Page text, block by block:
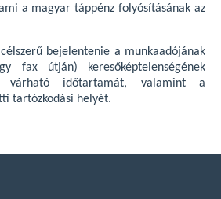
a magyar táppénz folyósításának az
bejelentenie a munkaadójának
fax útján) keresőképtelenségének
várható időtartamát, valamint a
tartózkodási helyét.